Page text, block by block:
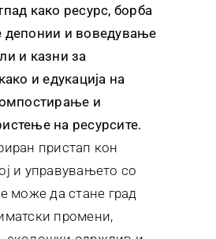
како ресурс, борба
депонии и воведување
и казни за
и едукација на
и
на ресурсите.
пристап кон
и управувањето со
може да стане град
промени,